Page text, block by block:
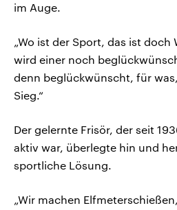
im Auge.
„Wo ist der Sport, das ist doch
wird einer noch
denn beglückwünscht, für
Sieg.“
Der gelernte Frisör, der seit
aktiv war, überlegte hin und
sportliche Lösung.
„Wir machen